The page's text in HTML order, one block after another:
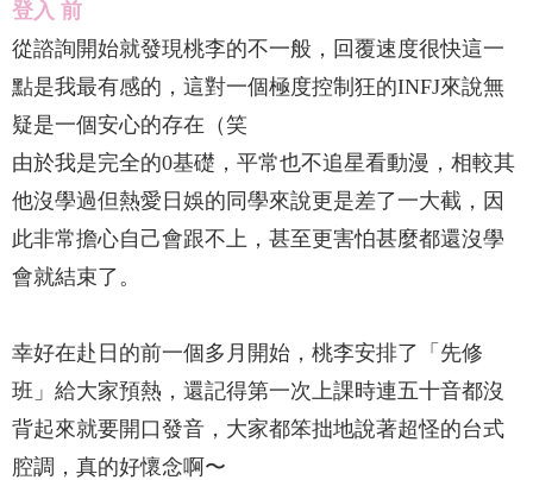
登入 前
從諮詢開始就發現桃李的不一般，回覆速度很快這一
點是我最有感的，這對一個極度控制狂的INFJ來說無
疑是一個安心的存在（笑
由於我是完全的0基礎，平常也不追星看動漫，相較其
他沒學過但熱愛日娛的同學來說更是差了一大截，因
此非常擔心自己會跟不上，甚至更害怕甚麼都還沒學
會就結束了。
幸好在赴日的前一個多月開始，桃李安排了「先修
班」給大家預熱，還記得第一次上課時連五十音都沒
背起來就要開口發音，大家都笨拙地說著超怪的台式
腔調，真的好懷念啊〜